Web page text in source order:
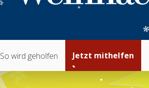
So wird geholfen Jetzt mithelfen